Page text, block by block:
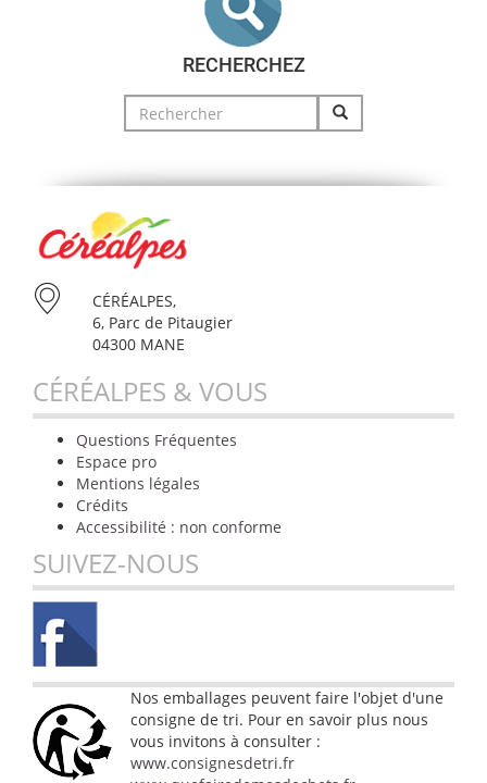
RECHERCHEZ
Search
for:
CÉRÉALPES,
6, Parc de Pitaugier
04300 MANE
CÉRÉALPES & VOUS
Questions Fréquentes
Espace pro
Mentions légales
Crédits
Accessibilité : non conforme
SUIVEZ-NOUS
Nos emballages peuvent faire l'objet d'une
consigne de tri. Pour en savoir plus nous
vous invitons à consulter :
www.consignesdetri.fr